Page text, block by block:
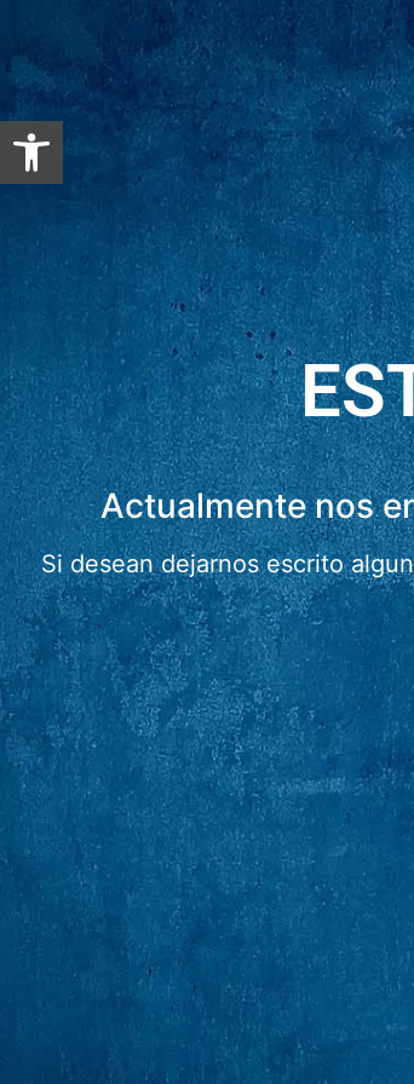
Actualmente nos
Si desean dejarnos escrito
Abrir barra de herramientas